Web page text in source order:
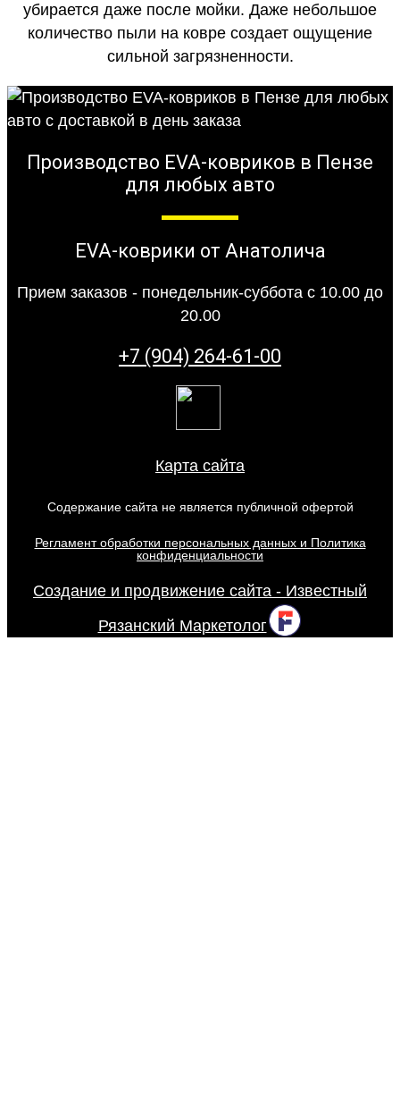
убирается даже после мойки. Даже небольшое
количество пыли на ковре создает ощущение
сильной загрязненности.
Производство EVA-ковриков в Пензе
для любых авто
EVA-коврики от Анатолича
Прием заказов - понедельник-суббота с 10.00 до
20.00
+7 (904) 264-61-00
Карта сайта
Содержание сайта не является публичной офертой
Регламент обработки персональных данных и Политика
конфиденциальности
Создание и продвижение сайта - Известный
Рязанский Маркетолог